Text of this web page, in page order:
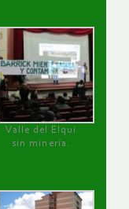
Valle del Elqui
sin minería.